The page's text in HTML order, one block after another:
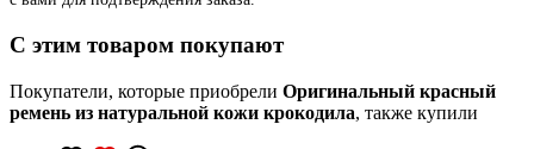
C этим товаром покупают
Покупатели, которые приобрели Оригинальный красный
ремень из натуральной кожи крокодила, также купили